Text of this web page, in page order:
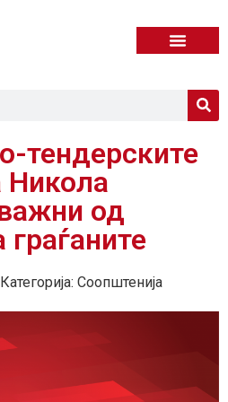
тендерските
Никола
од
граѓаните
Категорија: Соопштенија